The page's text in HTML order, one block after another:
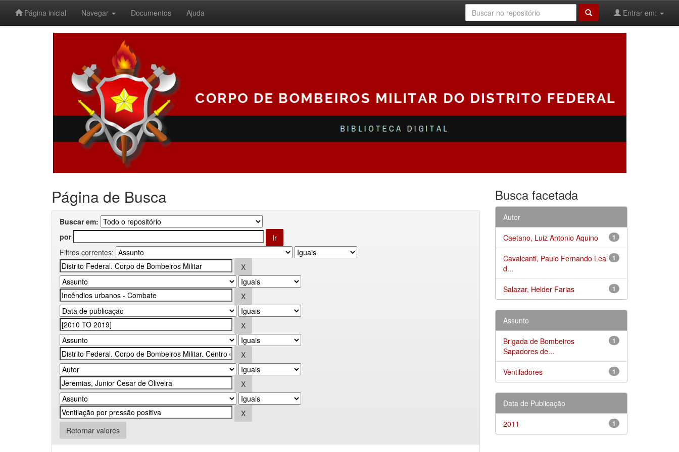
Página inicial Navegar Documentos Ajuda Entrar em:
Página de Busca
Buscar em:
por
Filtros correntes:
Retornar valores
Busca facetada
Autor
1
Caetano, Luiz Antonio Aquino
1
Cavalcanti, Paulo Fernando Leal
d...
1
Salazar, Helder Farias
Assunto
1
Brigada de Bombeiros
Sapadores de...
1
Ventiladores
Data de Publicação
1
2011